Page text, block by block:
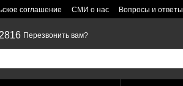
соглашение СМИ о нас Вопросы и ответы
Перезвонить вам?